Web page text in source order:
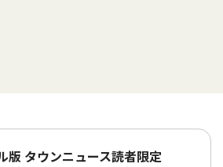
版 タウンニュース読者限定